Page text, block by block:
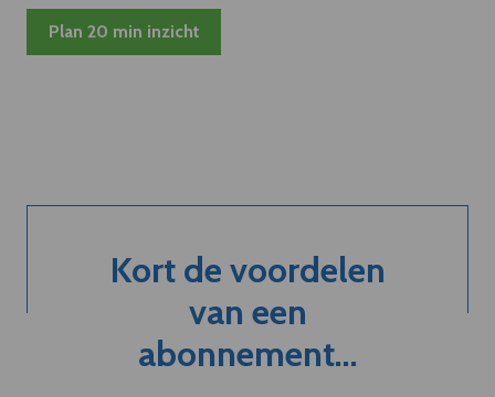
Plan 20 min inzicht
Kort de voordelen
van een
abonnement...